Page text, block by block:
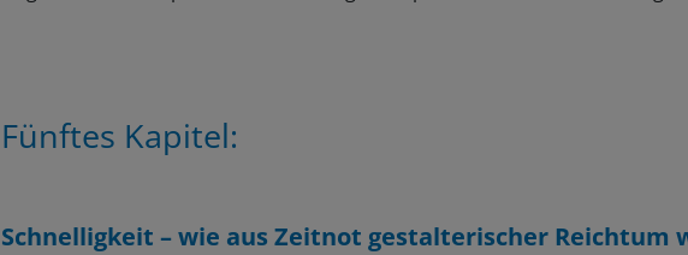
Fünftes Kapitel:
Schnelligkeit – wie aus Zeitnot gestalterischer Reichtum